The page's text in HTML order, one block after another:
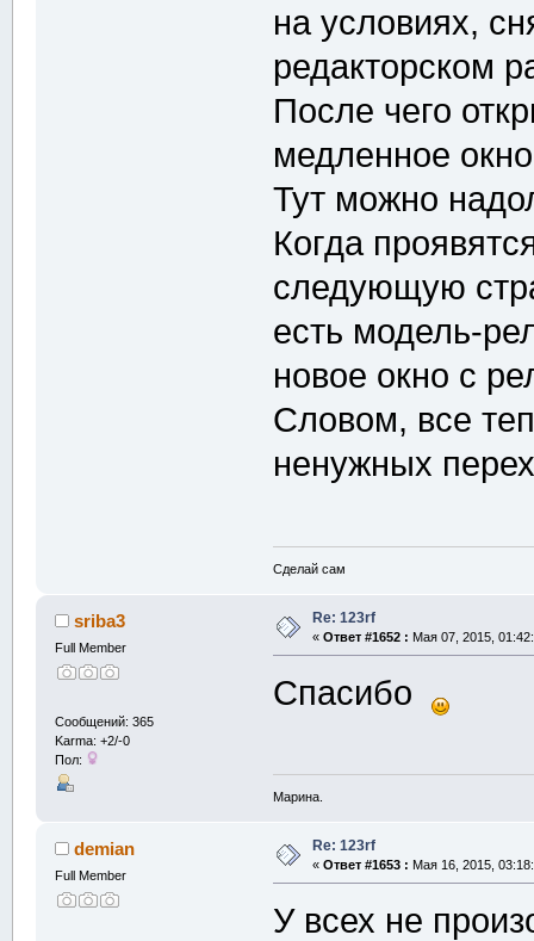
на условиях,
редакторском
После чего
медленное
Тут можно
Когда
следующую
есть модель-
новое окно с
Словом, все
ненужных
Сделай сам
sriba3
Full Member
Сообщений: 365
Karma: +2/-0
Пол:
Re: 123rf
« Ответ #1652 : Мая 07, 2015,
Спасибо
Марина.
demian
Full Member
Re: 123rf
« Ответ #1653 : Мая 16, 2015,
У всех не